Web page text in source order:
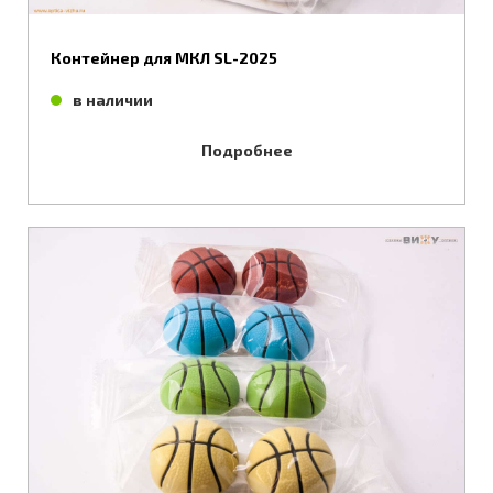
Контейнер для МКЛ SL-2025
в наличии
Подробнее